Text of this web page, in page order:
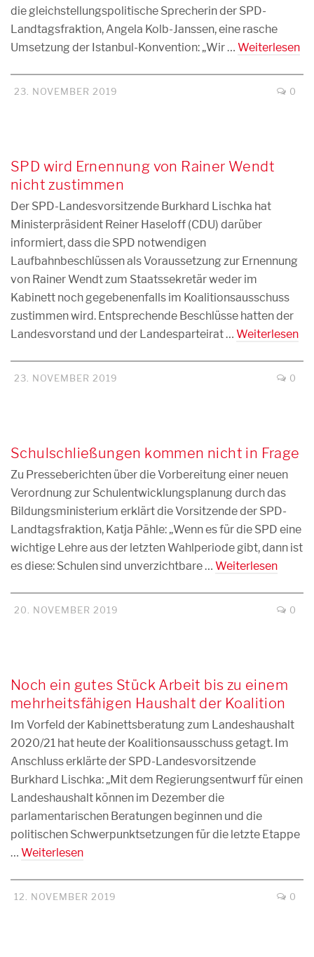
die gleichstellungspolitische Sprecherin der SPD-
Landtagsfraktion, Angela Kolb-Janssen, eine rasche
Umsetzung der Istanbul-Konvention: „Wir … Weiterlesen
23. NOVEMBER 2019 0
SPD wird Ernennung von Rainer Wendt
nicht zustimmen
Der SPD-Landesvorsitzende Burkhard Lischka hat
Ministerpräsident Reiner Haseloff (CDU) darüber
informiert, dass die SPD notwendigen
Laufbahnbeschlüssen als Voraussetzung zur Ernennung
von Rainer Wendt zum Staatssekretär weder im
Kabinett noch gegebenenfalls im Koalitionsausschuss
zustimmen wird. Entsprechende Beschlüsse hatten der
Landesvorstand und der Landesparteirat … Weiterlesen
23. NOVEMBER 2019 0
Schulschließungen kommen nicht in Frage
Zu Presseberichten über die Vorbereitung einer neuen
Verordnung zur Schulentwicklungsplanung durch das
Bildungsministerium erklärt die Vorsitzende der SPD-
Landtagsfraktion, Katja Pähle: „Wenn es für die SPD eine
wichtige Lehre aus der letzten Wahlperiode gibt, dann ist
es diese: Schulen sind unverzichtbare … Weiterlesen
20. NOVEMBER 2019 0
Noch ein gutes Stück Arbeit bis zu einem
mehrheitsfähigen Haushalt der Koalition
Im Vorfeld der Kabinettsberatung zum Landeshaushalt
2020/21 hat heute der Koalitionsausschuss getagt. Im
Anschluss erklärte der SPD-Landesvorsitzende
Burkhard Lischka: „Mit dem Regierungsentwurf für einen
Landeshaushalt können im Dezember die
parlamentarischen Beratungen beginnen und die
politischen Schwerpunktsetzungen für die letzte Etappe
… Weiterlesen
12. NOVEMBER 2019 0